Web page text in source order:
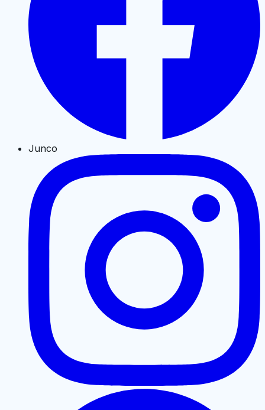
Junco